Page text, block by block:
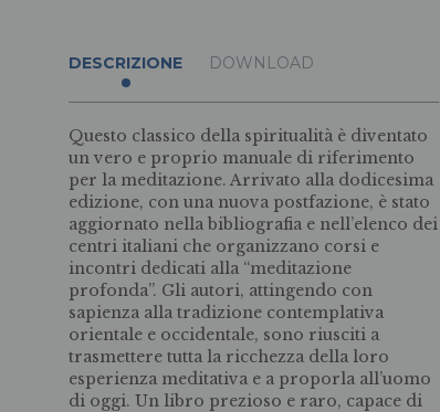
DESCRIZIONE DOWNLOAD
Questo classico della spiritualità è diventato
un vero e proprio manuale di riferimento
per la meditazione. Arrivato alla dodicesima
edizione, con una nuova postfazione, è stato
aggiornato nella bibliografia e nell’elenco dei
centri italiani che organizzano corsi e
incontri dedicati alla “meditazione
profonda”. Gli autori, attingendo con
sapienza alla tradizione contemplativa
orientale e occidentale, sono riusciti a
trasmettere tutta la ricchezza della loro
esperienza meditativa e a proporla all’uomo
di oggi. Un libro prezioso e raro, capace di